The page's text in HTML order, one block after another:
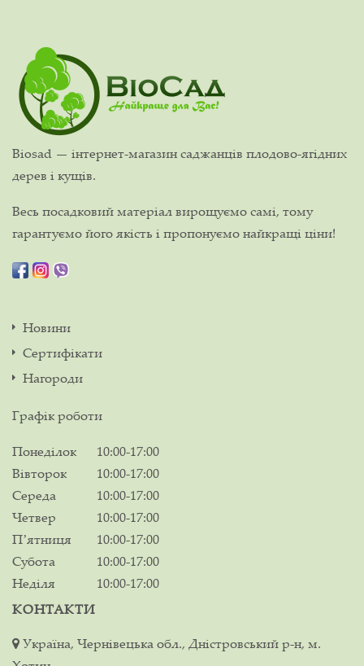
Biosad — інтернет-магазин саджанців плодово-ягідних
дерев і кущів.
Весь посадковий матеріал вирощуємо самі, тому
гарантуємо його якість і пропонуємо найкращі ціни!
Новини
Сертифікати
Нагороди
Графік роботи
Понеділок
10:00-17:00
Вівторок
10:00-17:00
Середа
10:00-17:00
Четвер
10:00-17:00
Пʼятниця
10:00-17:00
Субота
10:00-17:00
Неділя
10:00-17:00
КОНТАКТИ
Україна, Чернівецька обл., Дністровський р-н, м.